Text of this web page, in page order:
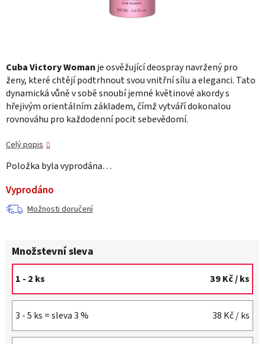
Cuba Victory Womanje osvěžující deospray navržený pro
ženy, které chtějí podtrhnout svou vnitřní sílu a eleganci. Tato
dynamická vůně v sobě snoubí jemné květinové akordy s
hřejivým orientálním základem, čímž vytváří dokonalou
rovnováhu pro každodenní pocit sebevědomí.
Celý popis
Položka byla vyprodána…
Vyprodáno
Možnosti doručení
Množstevní sleva
1 - 2 ks 39 Kč/ ks
3 - 5 ks = sleva 3 % 38 Kč/ ks